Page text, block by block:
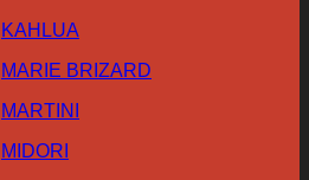
KAHLUA
MARIE BRIZARD
MARTINI
MIDORI